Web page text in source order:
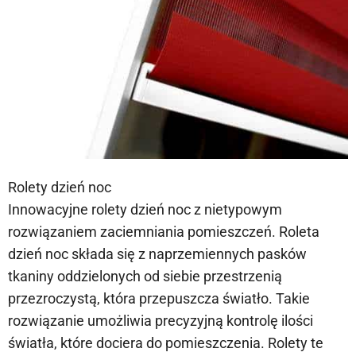
Rolety dzień noc
Innowacyjne rolety dzień noc z nietypowym
rozwiązaniem zaciemniania pomieszczeń. Roleta
dzień noc składa się z naprzemiennych pasków
tkaniny oddzielonych od siebie przestrzenią
przezroczystą, która przepuszcza światło. Takie
rozwiązanie umożliwia precyzyjną kontrolę ilości
światła, które dociera do pomieszczenia. Rolety te